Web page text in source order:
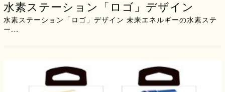
水素ステーション「ロゴ」デザイン
水素ステーション「ロゴ」デザイン 未来エネルギーの水素ステ
ー...